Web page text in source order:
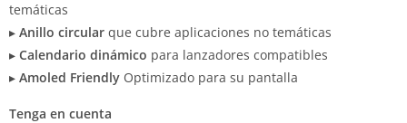
temáticas
▸ Anillo circular que cubre aplicaciones no temáticas
▸ Calendario dinámico para lanzadores compatibles
▸ Amoled Friendly Optimizado para su pantalla
Tenga en cuenta